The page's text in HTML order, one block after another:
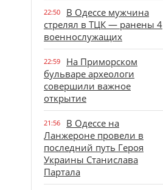
22:50
В Одессе мужчина
стрелял в ТЦК — ранены 4
военнослужащих
22:59
На Приморском
бульваре археологи
совершили важное
открытие
21:56
В Одессе на
Ланжероне провели в
последний путь Героя
Украины Станислава
Партала